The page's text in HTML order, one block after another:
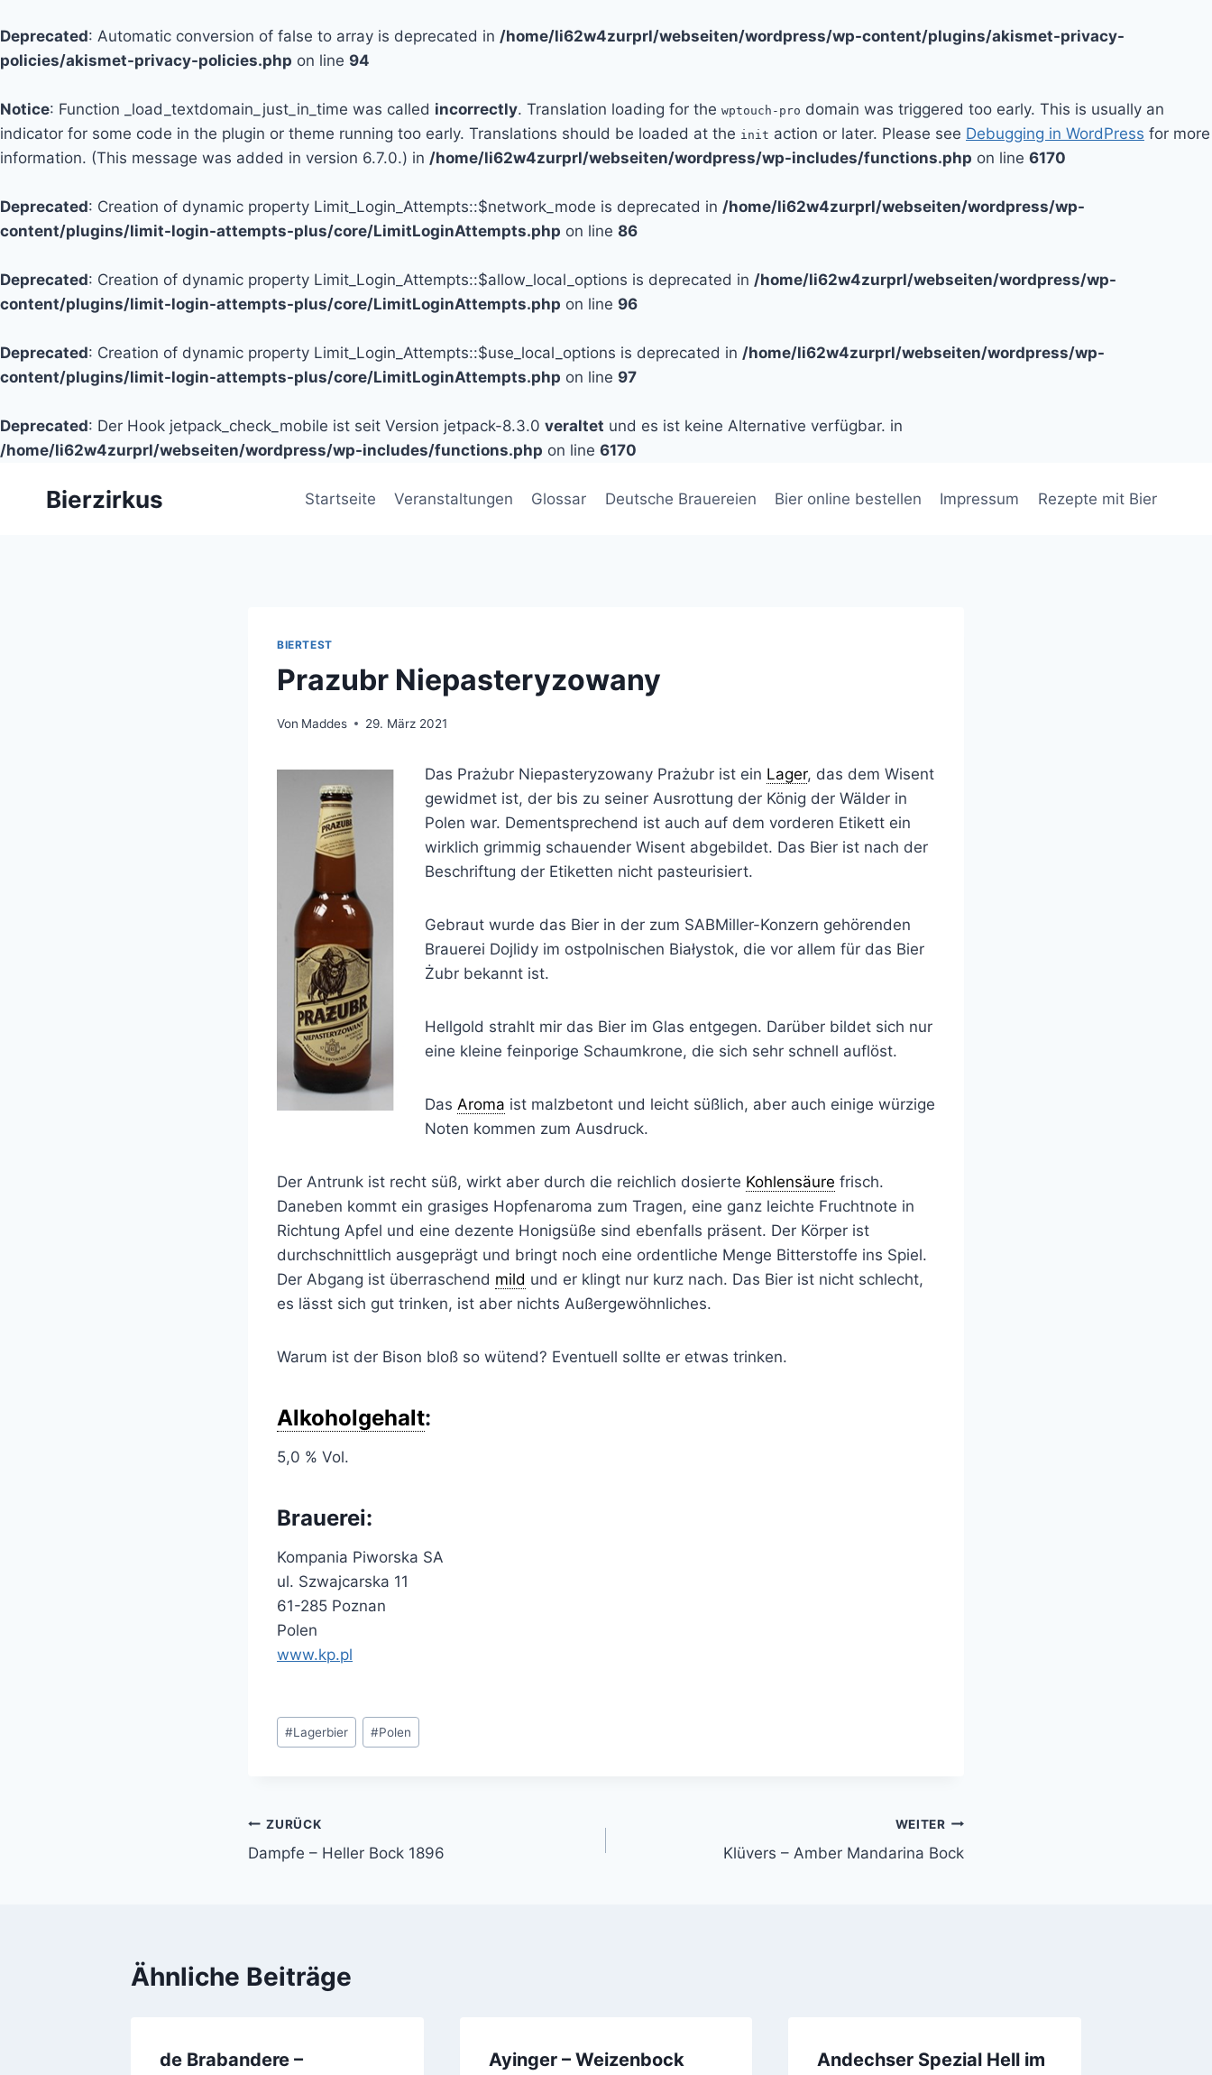
Deprecated: Automatic conversion of false to array is deprecated in /home/li62w4zurprl/webseiten/wordpress/wp-content/plugins/akismet-privacy-
policies/akismet-privacy-policies.php on line 94
Notice: Function _load_textdomain_just_in_time was called incorrectly. Translation loading for the wptouch-pro domain was triggered too early. This is usually an
indicator for some code in the plugin or theme running too early. Translations should be loaded at the init action or later. Please see Debugging in WordPress for more
information. (This message was added in version 6.7.0.) in /home/li62w4zurprl/webseiten/wordpress/wp-includes/functions.php on line 6170
Deprecated: Creation of dynamic property Limit_Login_Attempts::$network_mode is deprecated in /home/li62w4zurprl/webseiten/wordpress/wp-
content/plugins/limit-login-attempts-plus/core/LimitLoginAttempts.php on line 86
Deprecated: Creation of dynamic property Limit_Login_Attempts::$allow_local_options is deprecated in /home/li62w4zurprl/webseiten/wordpress/wp-
content/plugins/limit-login-attempts-plus/core/LimitLoginAttempts.php on line 96
Deprecated: Creation of dynamic property Limit_Login_Attempts::$use_local_options is deprecated in /home/li62w4zurprl/webseiten/wordpress/wp-
content/plugins/limit-login-attempts-plus/core/LimitLoginAttempts.php on line 97
Deprecated: Der Hook jetpack_check_mobile ist seit Version jetpack-8.3.0 veraltet und es ist keine Alternative verfügbar. in
/home/li62w4zurprl/webseiten/wordpress/wp-includes/functions.php on line 6170
Bierzirkus Startseite Veranstaltungen Glossar Deutsche Brauereien Bier online bestellen Impressum Rezepte mit Bier
BIERTEST
Prazubr Niepasteryzowany
Von Maddes 29. März 2021
Das Prażubr Niepasteryzowany Prażubr ist ein Lager, das dem Wisent
gewidmet ist, der bis zu seiner Ausrottung der König der Wälder in
Polen war. Dementsprechend ist auch auf dem vorderen Etikett ein
wirklich grimmig schauender Wisent abgebildet. Das Bier ist nach der
Beschriftung der Etiketten nicht pasteurisiert.
Gebraut wurde das Bier in der zum SABMiller-Konzern gehörenden
Brauerei Dojlidy im ostpolnischen Białystok, die vor allem für das Bier
Żubr bekannt ist.
Hellgold strahlt mir das Bier im Glas entgegen. Darüber bildet sich nur
eine kleine feinporige Schaumkrone, die sich sehr schnell auflöst.
Das Aroma ist malzbetont und leicht süßlich, aber auch einige würzige
Noten kommen zum Ausdruck.
Der Antrunk ist recht süß, wirkt aber durch die reichlich dosierte Kohlensäure frisch.
Daneben kommt ein grasiges Hopfenaroma zum Tragen, eine ganz leichte Fruchtnote in
Richtung Apfel und eine dezente Honigsüße sind ebenfalls präsent. Der Körper ist
durchschnittlich ausgeprägt und bringt noch eine ordentliche Menge Bitterstoffe ins Spiel.
Der Abgang ist überraschend mild und er klingt nur kurz nach. Das Bier ist nicht schlecht,
es lässt sich gut trinken, ist aber nichts Außergewöhnliches.
Warum ist der Bison bloß so wütend? Eventuell sollte er etwas trinken.
Alkoholgehalt:
5,0 % Vol.
Brauerei:
Kompania Piworska SA
ul. Szwajcarska 11
61-285 Poznan
Polen
www.kp.pl
Schlagworte:
#Lagerbier #Polen
Beitragsnavigation
ZURÜCK
Dampfe – Heller Bock 1896
WEITER
Klüvers – Amber Mandarina Bock
Ähnliche Beiträge
de Brabandere –
Ayinger – Weizenbock
Andechser Spezial Hell im